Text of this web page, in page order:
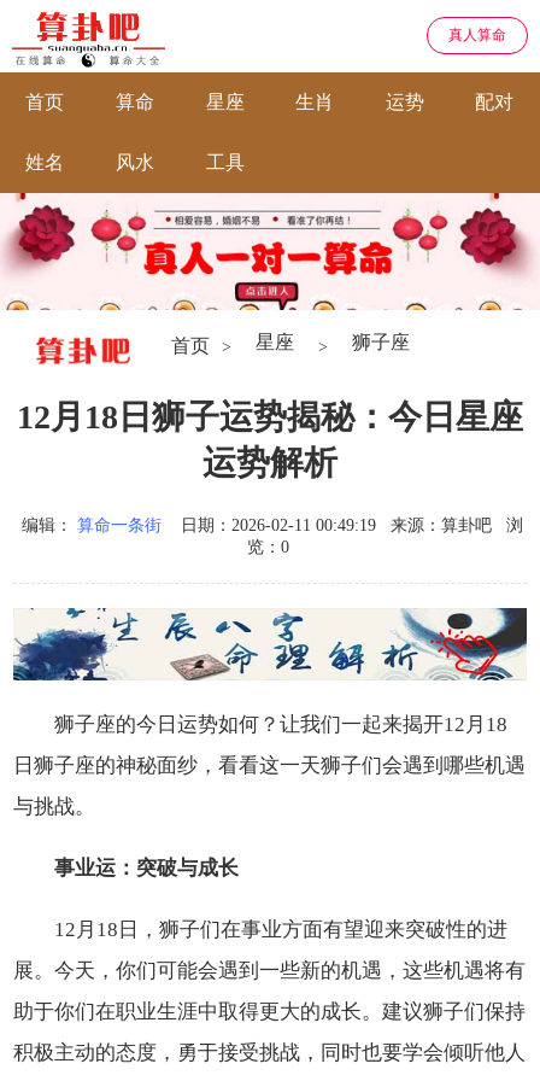
真人算命
首页 算命 星座 生肖 运势 配对
姓名 风水 工具
首页 > 星座 > 狮子座
12月18日狮子运势揭秘：今日星座
运势解析
编辑： 算命一条街 日期：2026-02-11 00:49:19 来源：算卦吧
浏
览：0
狮子座的今日运势如何？让我们一起来揭开12月18
日狮子座的神秘面纱，看看这一天狮子们会遇到哪些机遇
与挑战。
事业运：突破与成长
12月18日，狮子们在事业方面有望迎来突破性的进
展。今天，你们可能会遇到一些新的机遇，这些机遇将有
助于你们在职业生涯中取得更大的成长。建议狮子们保持
积极主动的态度，勇于接受挑战，同时也要学会倾听他人